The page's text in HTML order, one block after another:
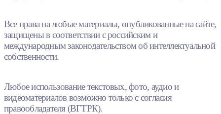
Все права на любые материалы, опубликованные на сайте,
защищены в соответствии с российским и
международным законодательством об интеллектуальной
собственности.
Любое использование текстовых, фото, аудио и
видеоматериалов возможно только с согласия
правообладателя (ВГТРК).